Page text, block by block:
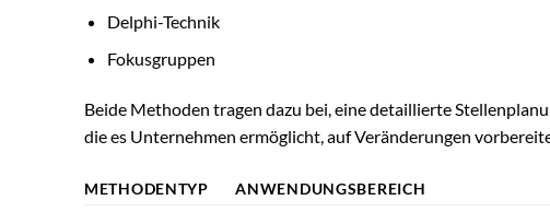
Delphi-Technik
Fokusgruppen
Beide Methoden tragen dazu bei, eine detaillierte
die es Unternehmen ermöglicht, auf Veränderungen
METHODENTYP ANWENDUNGSBEREICH